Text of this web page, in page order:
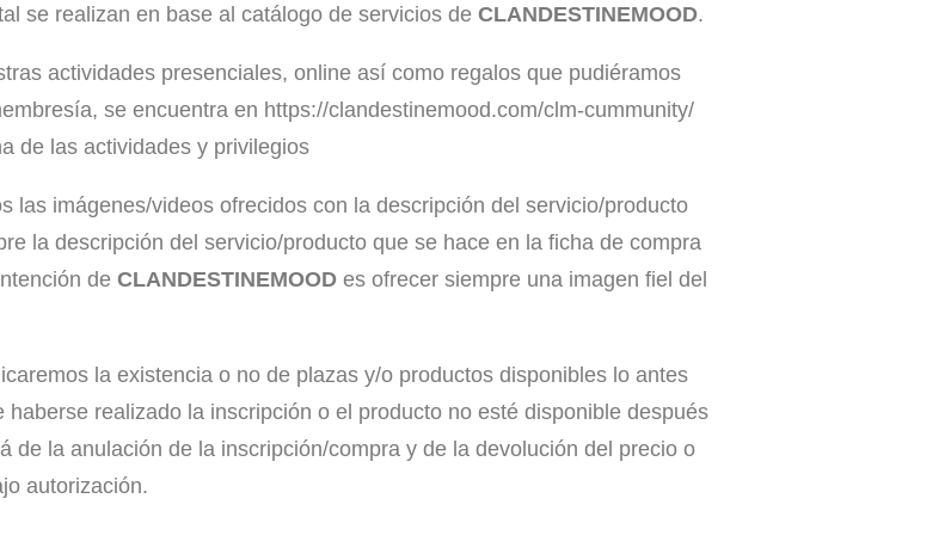
se realizan en base al catálogo de servicios de CLANDESTINEMOOD.
actividades presenciales, online así como regalos que pudiéramos
se encuentra en https://clandestinemood.com/clm-cummunity/
de las actividades y privilegios
imágenes/videos ofrecidos con la descripción del servicio/producto
la descripción del servicio/producto que se hace en la ficha de compra
de CLANDESTINEMOOD es ofrecer siempre una imagen fiel del
la existencia o no de plazas y/o productos disponibles lo antes
realizado la inscripción o el producto no esté disponible después
la anulación de la inscripción/compra y de la devolución del precio o
autorización.